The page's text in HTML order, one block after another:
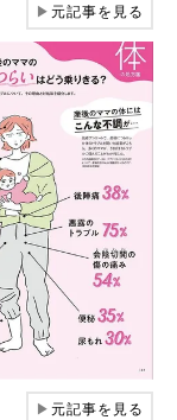
▶元記事を見る
▶元記事を見る